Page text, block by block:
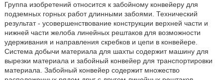
Группа изобретений относится к забойному конвейеру для
подземных горных работ длинными забоями. Технический
результат - усовершенствование конструкции верхней части и
нижней части желоба линейных рештаков для возможности
удерживания и направления скребков и цепи в конвейере.
Система добычи материала для шахты содержит машину для
вырезки материала и забойный конвейер для транспортировки
материала. Забойный конвейер содержит множество